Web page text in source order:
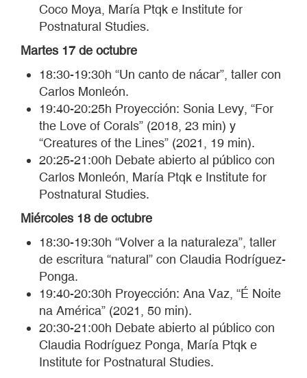
Coco Moya, María Ptqk e Institute for
Postnatural Studies.
Martes 17 de octubre
18:30-19:30h “Un canto de nácar”, taller con
Carlos Monleón.
19:40-20:25h Proyección: Sonia Levy, “For
the Love of Corals” (2018, 23 min) y
“Creatures of the Lines” (2021, 19 min).
20:25-21:00h Debate abierto al público con
Carlos Monleón, María Ptqk e Institute for
Postnatural Studies.
Miércoles 18 de octubre
18:30-19:30h “Volver a la naturaleza”, taller
de escritura “natural” con Claudia Rodríguez-
Ponga.
19:40-20:30h Proyección: Ana Vaz, “É Noite
na América” (2021, 50 min).
20:30-21:00h Debate abierto al público con
Claudia Rodríguez Ponga, María Ptqk e
Institute for Postnatural Studies.